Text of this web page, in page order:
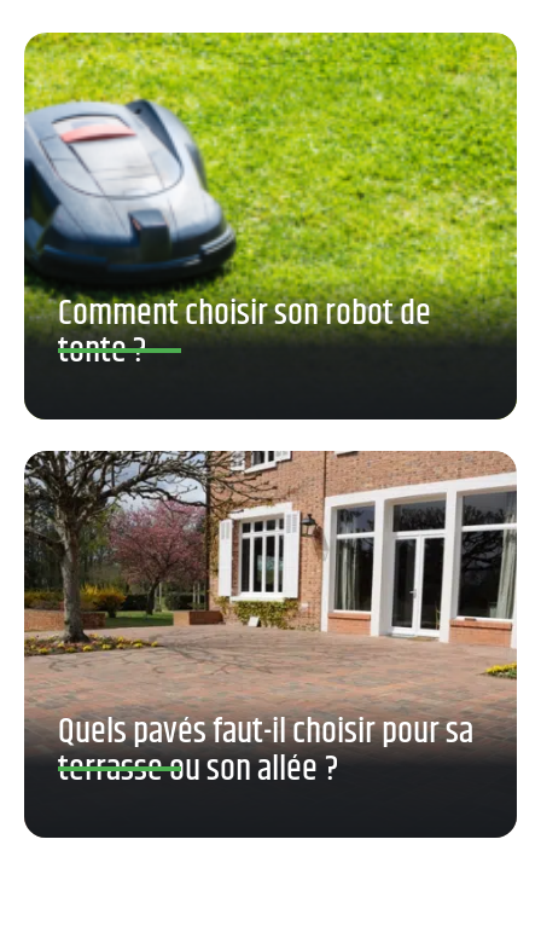
Comment choisir son robot de
tonte ?
Quels pavés faut-il choisir pour sa
terrasse ou son allée ?